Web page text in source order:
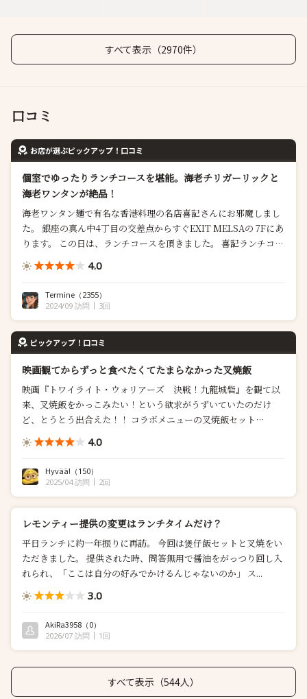
すべて表示（2970件）
口コミ
お店が選ぶピックアップ！口コミ
個室でゆったりランチコースを堪能。海老チリガーリックと
海老ワンタンが絶品！
海老ワンタン麺で有名な香港料理の名店喜記さんにお邪魔しまし
た。 銀座の真ん中4丁目の交差点からすぐEXIT MELSAの 7Fにあ
ります。 この日は、ランチコースを頂きました。 喜記ランチコー
ス ・2種蒸し点心 あつあつでそのままでも旨みたっぷりの点心。
付け合わせのピリ辛肉味噌で味変 本場の点心はモッチモチでおい
4.0
Termine （2355）
2024/09 訪問
3回
ピックアップ！口コミ
映画観てからずっと食べたくてたまらなかった叉焼飯
映画『トワイライト・ウォリアーズ 決戦！九龍城砦』を観て以
来、叉焼飯をかっこみたい！という欲求がうずいていたのだけ
ど、とうとう出合えた！！ コラボメニューの叉焼飯セット
（2000円）、前に見たネット情報では2月末までの期間限定って
書いてあって残念に思っていたけど、まだ継続してた。 映画も大
4.0
Hyvää! （150）
2025/04 訪問
2回
レモンティー提供の変更はランチタイムだけ？
平日ランチに約一年振りに再訪。 今回は煲仔飯セットと叉焼をい
ただきました。 提供された時、問答無用で醤油をがっつり回し入
れられ、「ここは自分の好みでかけるんじゃないのか」 ス...
3.0
AkiRa3958 （0）
2026/07 訪問
1回
すべて表示（544人）